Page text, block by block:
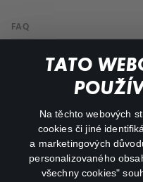
TATO
Na těchto webových
cookies či jiné
a marketingových
personalizovaného
všechny cookies"
FAQ
Můj účet
Důležité odkazy
facebook